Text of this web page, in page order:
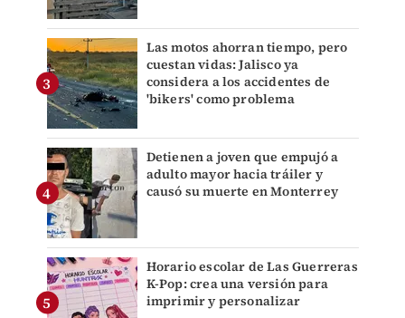
Las motos ahorran tiempo, pero
cuestan vidas: Jalisco ya
considera a los accidentes de
'bikers' como problema
Detienen a joven que empujó a
adulto mayor hacia tráiler y
causó su muerte en Monterrey
Horario escolar de Las Guerreras
K-Pop: crea una versión para
imprimir y personalizar